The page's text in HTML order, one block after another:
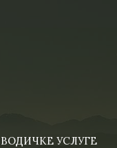
ВОДИЧКЕ УСЛУГЕ